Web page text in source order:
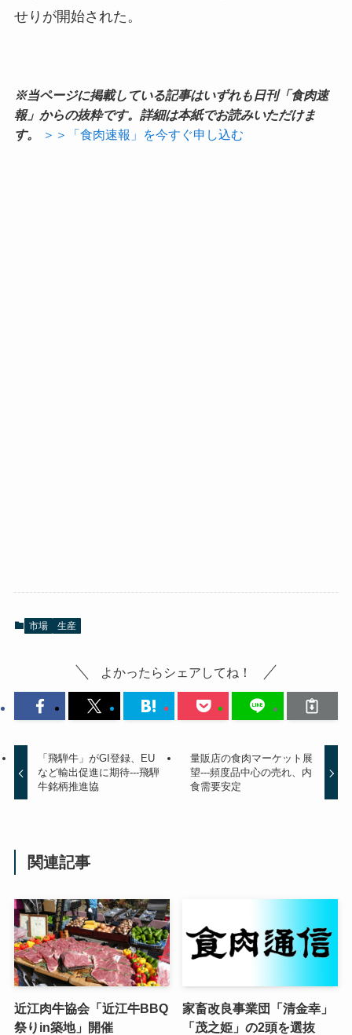
せりが開始された。
※当ページに掲載している記事はいずれも日刊「食肉速
報」からの抜粋です。詳細は本紙でお読みいただけま
す。
＞＞「食肉速報」を今すぐ申し込む
市場 生産
よかったらシェアしてね！
「飛騨牛」がGI登録、EU
など輸出促進に期待---飛騨
牛銘柄推進協
量販店の食肉マーケット展
望---頻度品中心の売れ、内
食需要安定
関連記事
近江肉牛協会「近江牛BBQ
祭りin築地」開催
家畜改良事業団「清金幸」
「茂之姫」の2頭を選抜